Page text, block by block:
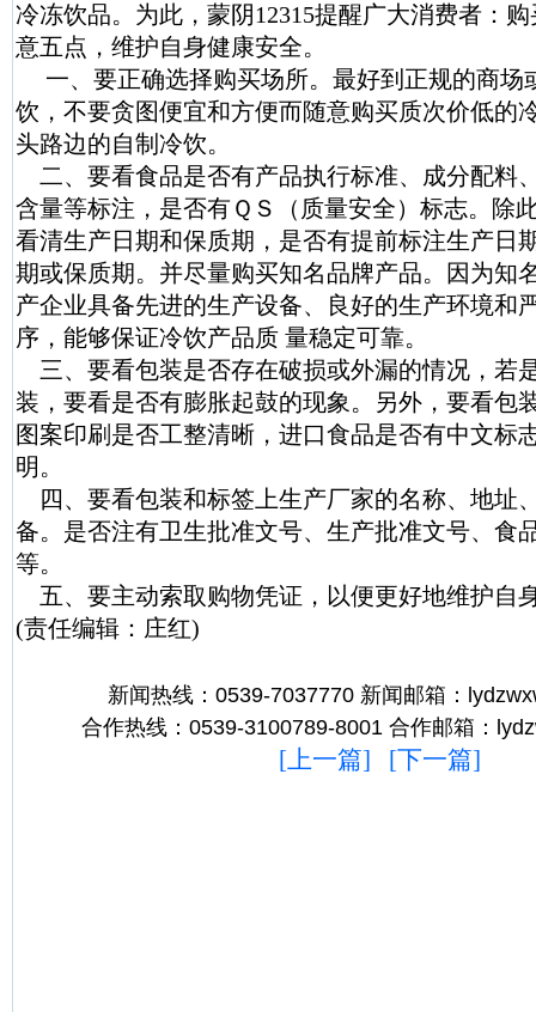
冷冻饮品。为此，蒙阴12315提醒广大消费者：
意五点，维护自身健康安全。
一、要正确选择购买场所。最好到正规的商场
饮，不要贪图便宜和方便而随意购买质次价低的
头路边的自制冷饮。
二、要看食品是否有产品执行标准、成分配料
含量等标注，是否有ＱＳ（质量安全）标志。除
看清生产日期和保质期，是否有提前标注生产日
期或保质期。并尽量购买知名品牌产品。因为知
产企业具备先进的生产设备、良好的生产环境和
序，能够保证冷饮产品质 量稳定可靠。
三、要看包装是否存在破损或外漏的情况，若
装，要看是否有膨胀起鼓的现象。另外，要看包
图案印刷是否工整清晰，进口食品是否有中文标
明。
四、要看包装和标签上生产厂家的名称、地址
备。是否注有卫生批准文号、生产批准文号、食
等。
五、要主动索取购物凭证，以便更好地维护自
(责任编辑：庄红)
新闻热线：0539-7037770 新闻邮箱：
合作热线：0539-3100789-8001 合作邮箱：
[上一篇] [下一篇]